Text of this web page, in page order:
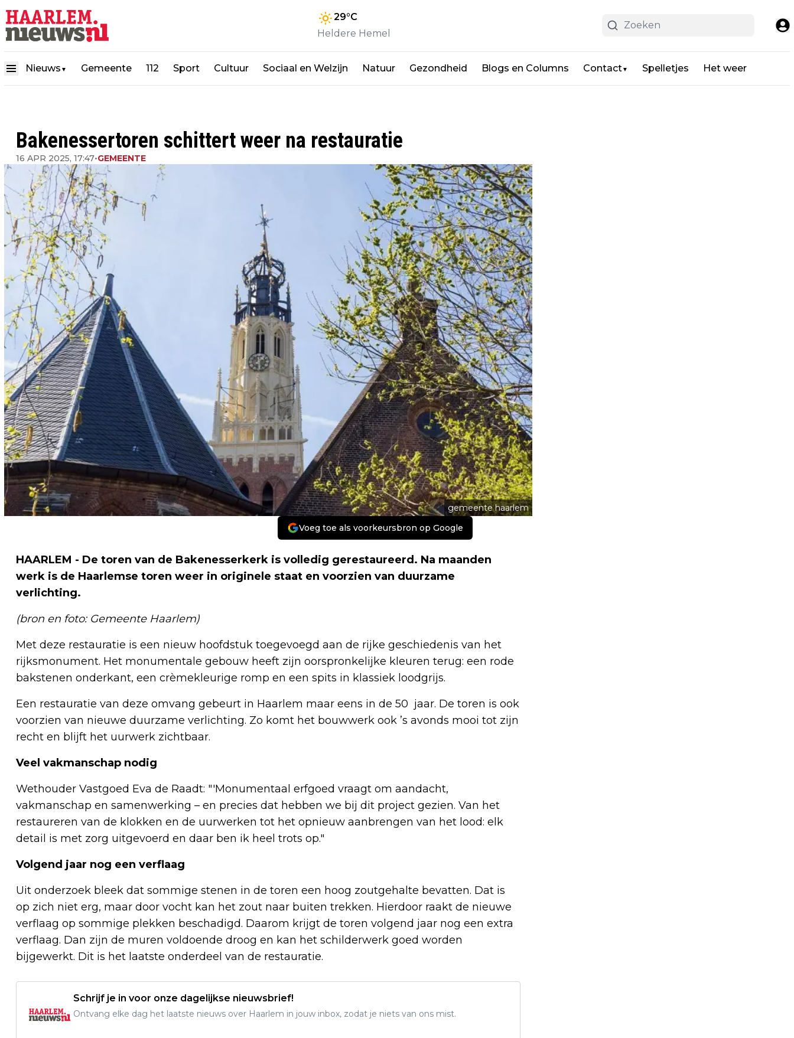
29°C
Heldere Hemel
Nieuws ▼ Gemeente 112 Sport Cultuur Sociaal en Welzijn Natuur Gezondheid Blogs en Columns Contact▼ Spelletjes Het weer
Bakenessertoren schittert weer na restauratie
16 APR 2025, 17:47•GEMEENTE
gemeente haarlem
Voeg toe als voorkeursbron op Google
HAARLEM - De toren van de Bakenesserkerk is volledig gerestaureerd. Na maanden
werk is de Haarlemse toren weer in originele staat en voorzien van duurzame
verlichting.
(bron en foto: Gemeente Haarlem)
Met deze restauratie is een nieuw hoofdstuk toegevoegd aan de rijke geschiedenis van het
rijksmonument. Het monumentale gebouw heeft zijn oorspronkelijke kleuren terug: een rode
bakstenen onderkant, een crèmekleurige romp en een spits in klassiek loodgrijs.
Een restauratie van deze omvang gebeurt in Haarlem maar eens in de 50 jaar. De toren is ook
voorzien van nieuwe duurzame verlichting. Zo komt het bouwwerk ook ’s avonds mooi tot zijn
recht en blijft het uurwerk zichtbaar.
Veel vakmanschap nodig
Wethouder Vastgoed Eva de Raadt: "'Monumentaal erfgoed vraagt om aandacht,
vakmanschap en samenwerking – en precies dat hebben we bij dit project gezien. Van het
restaureren van de klokken en de uurwerken tot het opnieuw aanbrengen van het lood: elk
detail is met zorg uitgevoerd en daar ben ik heel trots op."
Volgend jaar nog een verflaag
Uit onderzoek bleek dat sommige stenen in de toren een hoog zoutgehalte bevatten. Dat is
op zich niet erg, maar door vocht kan het zout naar buiten trekken. Hierdoor raakt de nieuwe
verflaag op sommige plekken beschadigd. Daarom krijgt de toren volgend jaar nog een extra
verflaag. Dan zijn de muren voldoende droog en kan het schilderwerk goed worden
bijgewerkt. Dit is het laatste onderdeel van de restauratie.
Schrijf je in voor onze dagelijkse nieuwsbrief!
Ontvang elke dag het laatste nieuws over Haarlem in jouw inbox, zodat je niets van ons mist.